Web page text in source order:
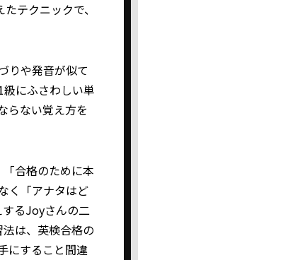
テクニックで、
りや発音が似て
にふさわしい単
らない覚え方を
合格のために本
く「アナタはど
るJoyさんの二
は、英検合格の
にすること間違